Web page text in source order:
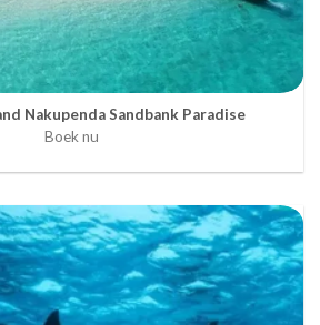
Nakupenda Sandbank Paradise
Boek nu